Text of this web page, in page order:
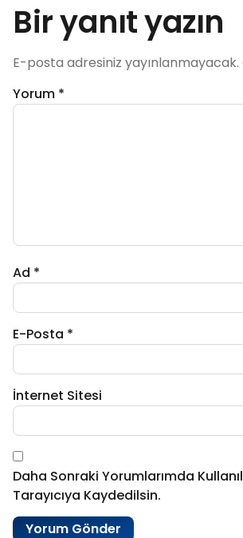
Bir yanıt yazın
E-posta adresiniz yayınlanmayacak.
Yorum *
Ad *
E-Posta *
İnternet Sitesi
Daha Sonraki Yorumlarımda
Tarayıcıya Kaydedilsin.